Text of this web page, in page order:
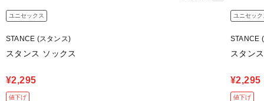
ユニセックス
STANCE (スタンス)
スタンス ソックス
¥2,295
値下げ
ユニセック
STANCE
スタン
¥2,295
値下げ